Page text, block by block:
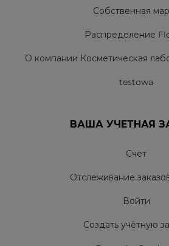
Собственная
Распределение
О компании Косметическая
testowa
ВАША УЧЕТНАЯ
Счет
Отслеживание
Войти
Создать учётную